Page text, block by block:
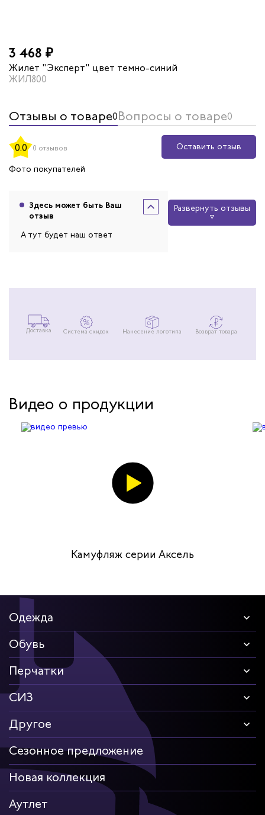
3 468 ₽
Жилет "Эксперт" цвет темно-синий
ЖИЛ800
Отзывы о товаре0Вопросы о товаре0
0.0 0 отзывов
Оставить отзыв
Фото покупателей
Здесь может быть Ваш
отзыв
А тут будет наш ответ
Развернуть отзывы
Доставка Система скидок Нанесение логотипа Возврат товара
Видео о продукции
Камуфляж серии Аксель
Одежда
Обувь
Перчатки
СИЗ
Другое
Сезонное предложение
Новая коллекция
Аутлет